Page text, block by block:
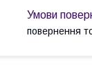
повернення